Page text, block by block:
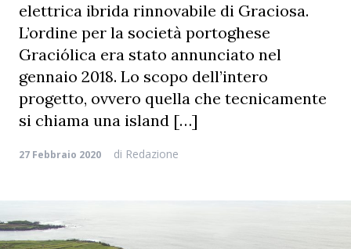
elettrica ibrida rinnovabile di Graciosa.
L’ordine per la società portoghese
Graciólica era stato annunciato nel
gennaio 2018. Lo scopo dell’intero
progetto, ovvero quella che tecnicamente
si chiama una island […]
27 Febbraio 2020 di Redazione